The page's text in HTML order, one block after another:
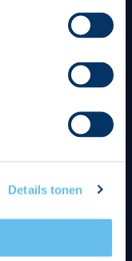
Details tonen